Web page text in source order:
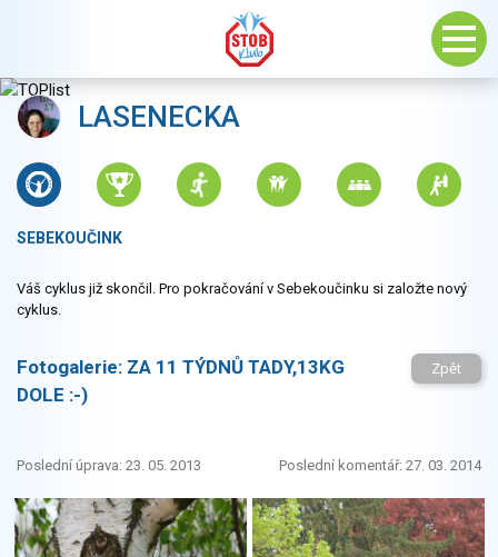
LASENECKA
SEBEKOUČINK
Váš cyklus již skončil. Pro pokračování v Sebekoučinku si založte nový
cyklus.
Fotogalerie: ZA 11 TÝDNŮ TADY,13KG
DOLE :-)
Zpět
Poslední úprava: 23. 05. 2013 Poslední komentář: 27. 03. 2014